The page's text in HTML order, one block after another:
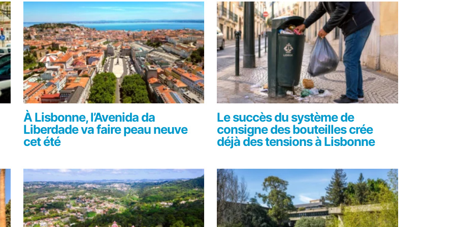
À Lisbonne, l’Avenida da
Liberdade va faire peau neuve
cet été
Le succès du système de
consigne des bouteilles crée
déjà des tensions à Lisbonne